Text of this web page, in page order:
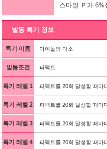
스마일 Ｐ가 6%
발동 특기 정보
특기 이름 아이돌의 미소
발동조건 퍼펙트
특기 레벨 1 퍼펙트를 20회 달성할 때마
특기 레벨 2 퍼펙트를 20회 달성할 때마
특기 레벨 3 퍼펙트를 20회 달성할 때마
특기 레벨 4 퍼펙트를 20회 달성할 때마